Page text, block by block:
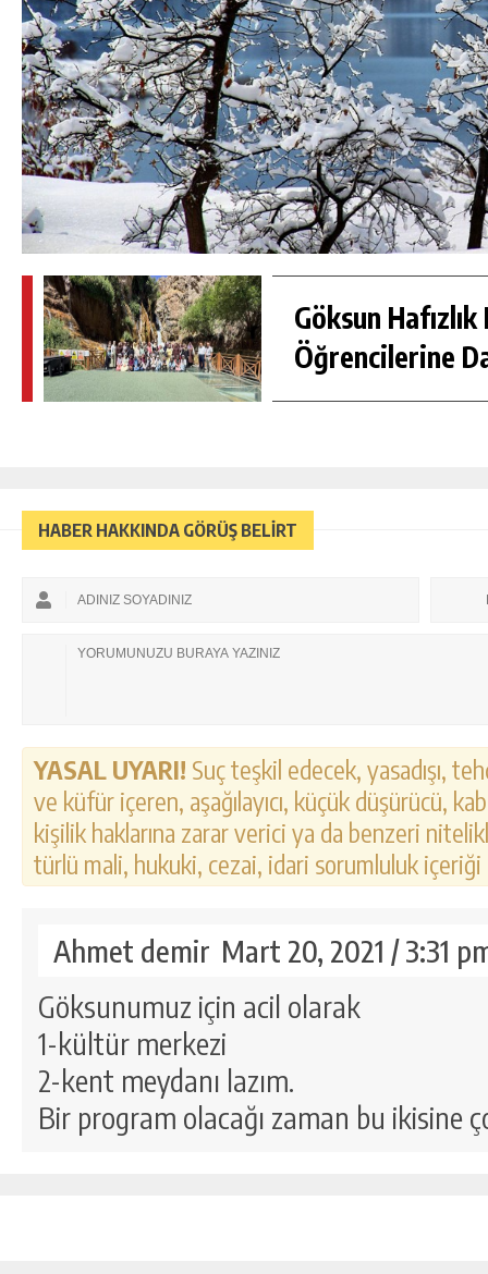
Göksun Hafızlık
Öğrencilerine
HABER HAKKINDA GÖRÜŞ BELİRT
YASAL UYARI! Suç teşkil edecek, yasadışı,
ve küfür içeren, aşağılayıcı, küçük düşürücü,
kişilik haklarına zarar verici ya da benzeri
türlü mali, hukuki, cezai, idari sorumluluk
Ahmet demir Mart 20, 2021 / 3:31
Göksunumuz için acil olarak
1-kültür merkezi
2-kent meydanı lazım.
Bir program olacağı zaman bu ikisine